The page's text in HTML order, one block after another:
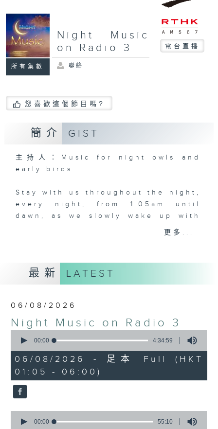
所有集數
Night Music
on Radio 3
電台直播
聯絡
您喜歡這個節目嗎?
簡介 GIST
主持人：Music for night owls and
early birds
Stay with us throughout the night,
every night, from 1.05am until
dawn, as we slowly wake up with
you. Enjoy the non-stop mellow
and soft rock hits, which gently
grow in pace, moving you towards
the 2000s and a perfect morning
Seven days a week from 1.05am...
更多...
最新 LATEST
06/08/2026
Night Music on Radio 3
seconds
4
hours,
34
minutes,
59
seconds
00:00 4:34:59
06/08/2026 - 足本 Full (HKT
01:05 - 06:00)
seconds
00:00 55:10